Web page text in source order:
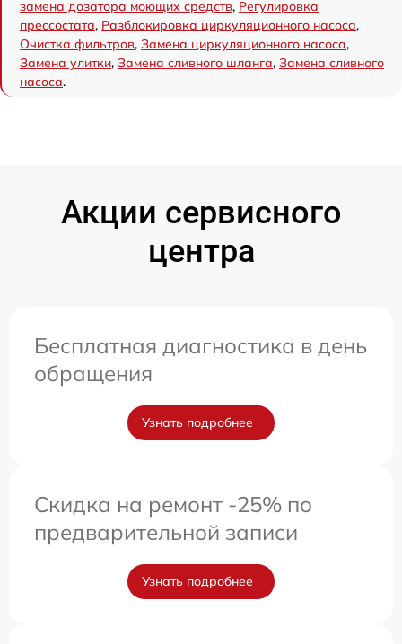
замена дозатора моющих средств, Регулировка
прессостата, Разблокировка циркуляционного насоса,
Очистка фильтров, Замена циркуляционного насоса,
Замена улитки, Замена сливного шланга, Замена сливного
насоса.
Акции сервисного
центра
Бесплатная диагностика в день
обращения
Узнать подробнее
Скидка на ремонт -25% по
предварительной записи
Узнать подробнее